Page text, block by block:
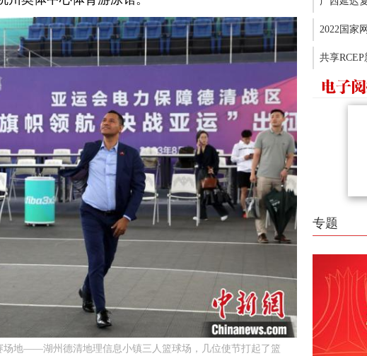
场地——湖州德清地理信息小镇三人篮球场，几位使节打起了篮
2022国家
共享
专题